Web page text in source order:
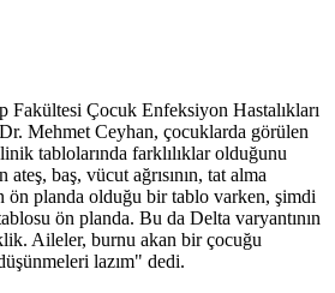
Fakültesi Çocuk Enfeksiyon Hastalıkları
Mehmet Ceyhan, çocuklarda görülen
tablolarında farklılıklar olduğunu
baş, vücut ağrısının, tat alma
ön planda olduğu bir tablo varken, şimdi
ön planda. Bu da Delta varyantının
Aileler, burnu akan bir çocuğu
lazım" dedi.